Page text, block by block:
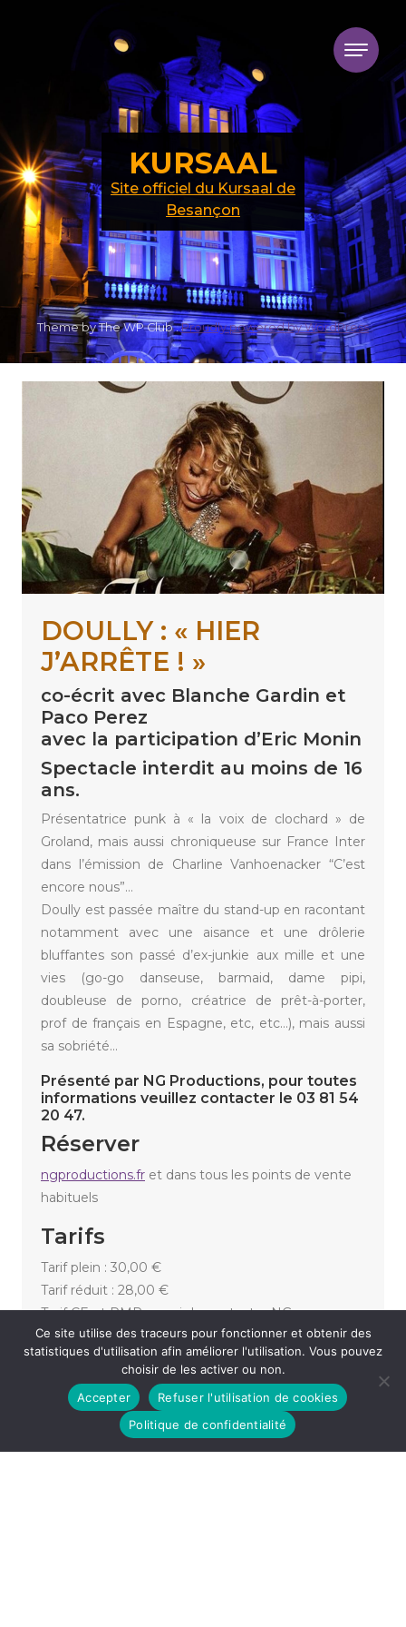
DOULLY : « HIER
J’ARRÊTE ! »
co-écrit avec Blanche Gardin et
Paco Perez
avec la participation d’Eric Monin
Spectacle interdit au moins de 16
ans.
Présentatrice punk à « la voix de clochard » de
Groland, mais aussi chroniqueuse sur France Inter
dans l’émission de Charline Vanhoenacker “C’est
encore nous”…
Doully est passée maître du stand-up en racontant
notamment avec une aisance et une drôlerie
bluffantes son passé d’ex-junkie aux mille et une
vies (go-go danseuse, barmaid, dame pipi,
doubleuse de porno, créatrice de prêt-à-porter,
prof de français en Espagne, etc, etc…), mais aussi
sa sobriété…
Présenté par NG Productions, pour toutes
informations veuillez contacter le 03 81 54
20 47.
Réserver
ngproductions.fr et dans tous les points de vente
habituels
Tarifs
Tarif plein : 30,00 €
Tarif réduit : 28,00 €
Tarif CE et PMR merci de contacter NG
PRODUCTIONS : 03 81 54 20 47
SWANN PERISSE « CALME »
ROMAN DODUIK
KURSAAL
Site officiel du Kursaal de
Besançon
Theme by The WP Club .Proudly powered by WordPress
Ce site utilise des traceurs pour fonctionner et obtenir des
statistiques d'utilisation afin améliorer l'utilisation. Vous pouvez
choisir de les activer ou non.
Accepter
Refuser l'utilisation de cookies
Politique de confidentialité